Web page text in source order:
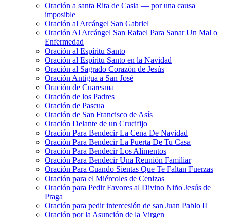
Oración a santa Rita de Casia — por una causa
imposible
Oración al Arcángel San Gabriel
Oración Al Arcángel San Rafael Para Sanar Un Mal o
Enfermedad
Oración al Espíritu Santo
Oración al Espíritu Santo en la Navidad
Oración al Sagrado Corazón de Jesús
Oración Antigua a San José
Oración de Cuaresma
Oración de los Padres
Oración de Pascua
Oración de San Francisco de Asís
Oración Delante de un Crucifijo
Oración Para Bendecir La Cena De Navidad
Oración Para Bendecir La Puerta De Tu Casa
Oración Para Bendecir Los Alimentos
Oración Para Bendecir Una Reunión Familiar
Oración Para Cuando Sientas Que Te Faltan Fuerzas
Oración para el Miércoles de Cenizas
Oración para Pedir Favores al Divino Niño Jesús de
Praga
Oración para pedir intercesión de san Juan Pablo II
Oración por la Asunción de la Virgen